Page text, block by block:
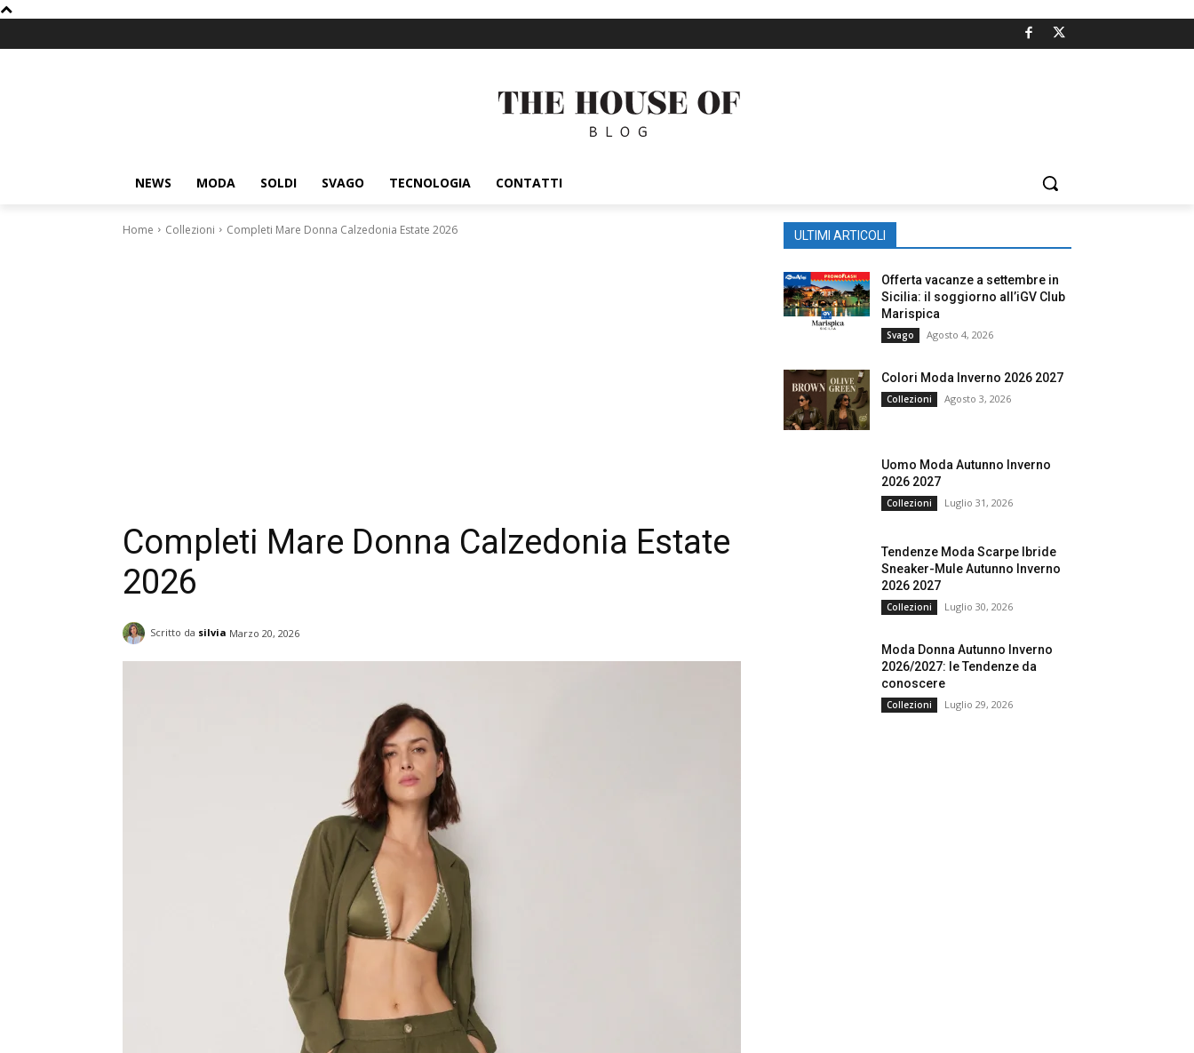
NEWS MODA SOLDI SVAGO TECNOLOGIA CONTATTI
Home Collezioni Completi Mare Donna Calzedonia Estate 2026
Completi Mare Donna Calzedonia Estate
2026
Scritto da silvia Marzo 20, 2026
ULTIMI ARTICOLI
Offerta vacanze a settembre in
Sicilia: il soggiorno all’iGV Club
Marispica
Svago Agosto 4, 2026
Colori Moda Inverno 2026 2027
Collezioni Agosto 3, 2026
Uomo Moda Autunno Inverno
2026 2027
Collezioni Luglio 31, 2026
Tendenze Moda Scarpe Ibride
Sneaker-Mule Autunno Inverno
2026 2027
Collezioni Luglio 30, 2026
Moda Donna Autunno Inverno
2026/2027: le Tendenze da
conoscere
Collezioni Luglio 29, 2026